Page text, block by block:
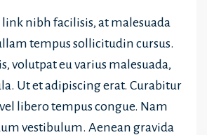
nibh facilisis, at malesuada
tempus sollicitudin cursus.
volutpat eu varius malesuada,
Ut et adipiscing erat. Curabitur
libero tempus congue. Nam
vestibulum. Aenean gravida